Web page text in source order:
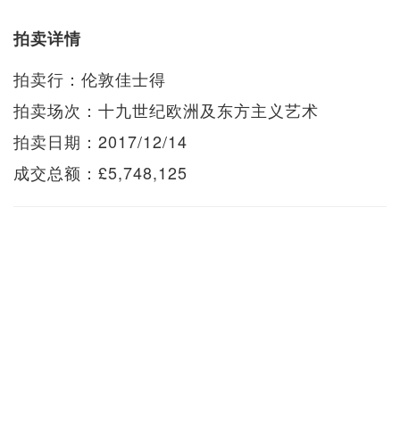
拍卖详情
拍卖行：伦敦佳士得
拍卖场次：十九世纪欧洲及东方主义艺术
拍卖日期：2017/12/14
成交总额：£5,748,125